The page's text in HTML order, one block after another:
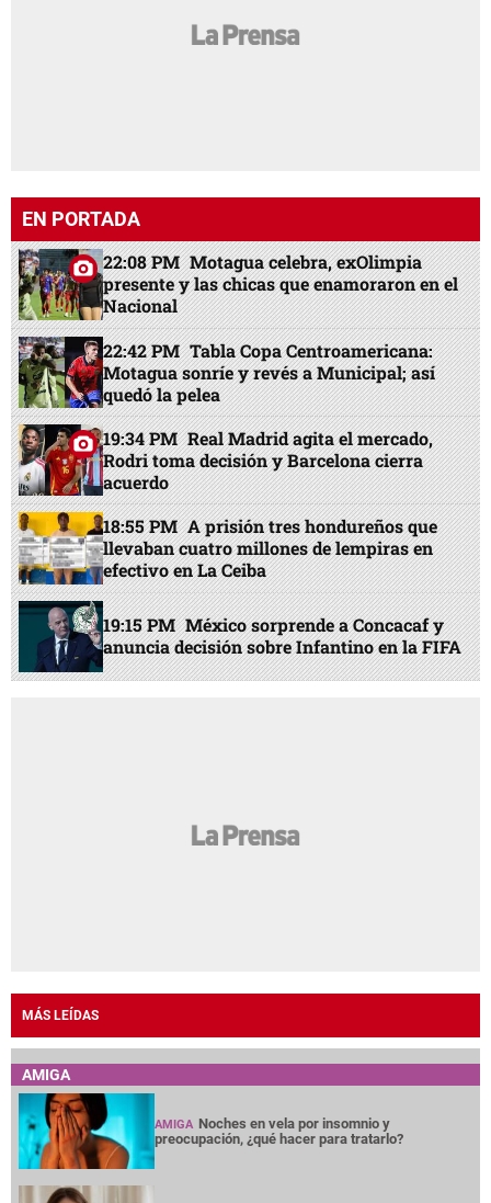
EN PORTADA
22:08 PM Motagua celebra, exOlimpia
presente y las chicas que enamoraron en el
Nacional
22:42 PM Tabla Copa Centroamericana:
Motagua sonríe y revés a Municipal; así
quedó la pelea
19:34 PM Real Madrid agita el mercado,
Rodri toma decisión y Barcelona cierra
acuerdo
18:55 PM A prisión tres hondureños que
llevaban cuatro millones de lempiras en
efectivo en La Ceiba
19:15 PM México sorprende a Concacaf y
anuncia decisión sobre Infantino en la FIFA
MÁS LEÍDAS
AMIGA
AMIGA Noches en vela por insomnio y
preocupación, ¿qué hacer para tratarlo?